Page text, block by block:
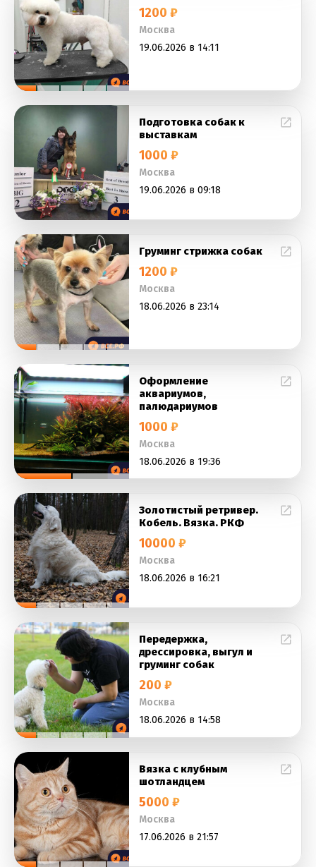
1200 ₽
Москва
19.06.2026 в 14:11
Подготовка собак к
выставкам
1000 ₽
Москва
19.06.2026 в 09:18
Груминг стрижка собак
1200 ₽
Москва
18.06.2026 в 23:14
Оформление
аквариумов,
палюдариумов
1000 ₽
Москва
18.06.2026 в 19:36
Золотистый ретривер.
Кобель. Вязка. РКФ
10000 ₽
Москва
18.06.2026 в 16:21
Передержка,
дрессировка, выгул и
груминг собак
200 ₽
Москва
18.06.2026 в 14:58
Вязка с клубным
шотландцем
5000 ₽
Москва
17.06.2026 в 21:57